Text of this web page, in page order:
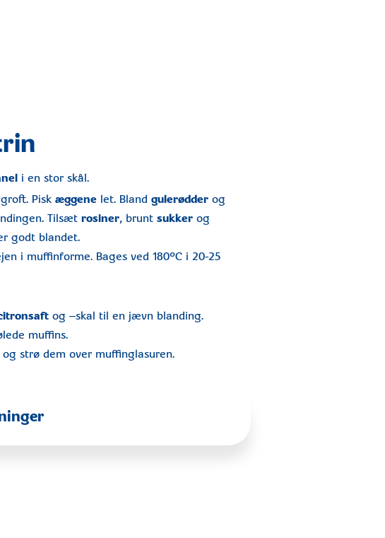
i en stor skål.
Pisk æggenelet. Bland gulerødderog
Tilsæt rosiner, brunt sukkerog
godt blandet.
i muffinforme. Bages ved 180°C i 20-25
og –skal til en jævn blanding.
muffins.
strø dem over muffinglasuren.